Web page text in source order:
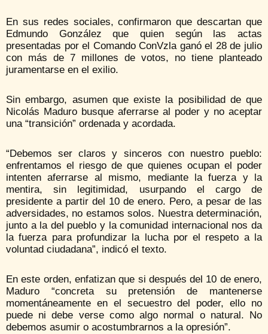
En sus redes sociales, confirmaron que descartan que
Edmundo González que quien según las actas
presentadas por el Comando ConVzla ganó el 28 de julio
con más de 7 millones de votos, no tiene planteado
juramentarse en el exilio.
Sin embargo, asumen que existe la posibilidad de que
Nicolás Maduro busque aferrarse al poder y no aceptar
una “transición” ordenada y acordada.
“Debemos ser claros y sinceros con nuestro pueblo:
enfrentamos el riesgo de que quienes ocupan el poder
intenten aferrarse al mismo, mediante la fuerza y la
mentira, sin legitimidad, usurpando el cargo de
presidente a partir del 10 de enero. Pero, a pesar de las
adversidades, no estamos solos. Nuestra determinación,
junto a la del pueblo y la comunidad internacional nos da
la fuerza para profundizar la lucha por el respeto a la
voluntad ciudadana”, indicó el texto.
En este orden, enfatizan que si después del 10 de enero,
Maduro “concreta su pretensión de mantenerse
momentáneamente en el secuestro del poder, ello no
puede ni debe verse como algo normal o natural. No
debemos asumir o acostumbrarnos a la opresión”.